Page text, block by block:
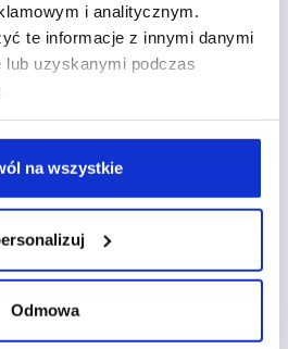
i analitycznym.
te informacje z innymi danymi
uzyskanymi podczas
na wszystkie
Odmowa
content
oferujemy?
opracowujemy i piszemy
na zewnętrznych
potencjał w kontekście
i jej powiązanie tematyczne z
w Google (w szczególności